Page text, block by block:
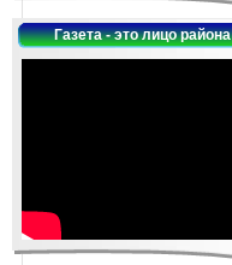
Газета - это лицо района